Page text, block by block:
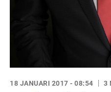
18 JANUARI 2017 - 08:54
3